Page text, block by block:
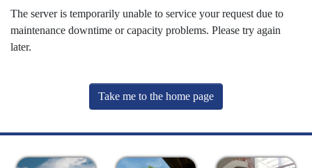
The server is temporarily unable to service your request due to
maintenance downtime or capacity problems. Please try again
later.
Take me to the home page